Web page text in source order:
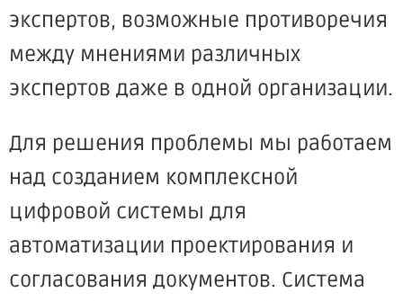
экспертов, возможные противоречия
между мнениями различных
экспертов даже в одной организации.
Для решения проблемы мы работаем
над созданием комплексной
цифровой системы для
автоматизации проектирования и
согласования документов. Система